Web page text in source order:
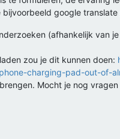
google
(afhankelijk van
zou je dit kunnen doen:
charging-pad-out-of-
Mocht je nog